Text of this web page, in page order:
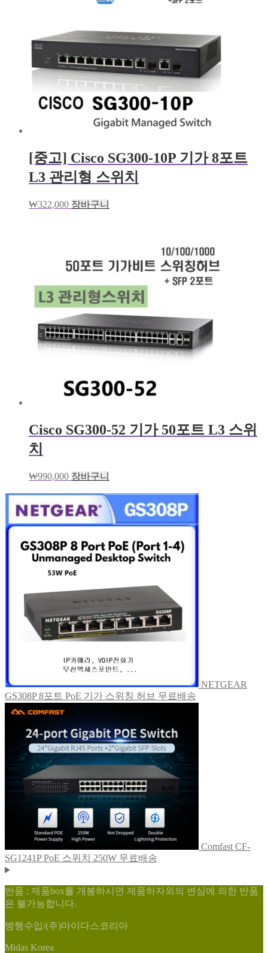
[중고] Cisco SG300-10P 기가 8포트
L3 관리형 스위치
₩322,000 장바구니
Cisco SG300-52 기가 50포트 L3 스위
치
₩990,000 장바구니
NETGEAR
GS308P 8포트 PoE 기가 스위칭 허브 무료배송
Comfast CF-
SG1241P PoE 스위치 250W 무료배송
반품 : 제품box를 개봉하시면 제품하자외의 변심에 의한 반품
은 불가능합니다.
병행수입/(주)마이다스코리아
Midas Korea